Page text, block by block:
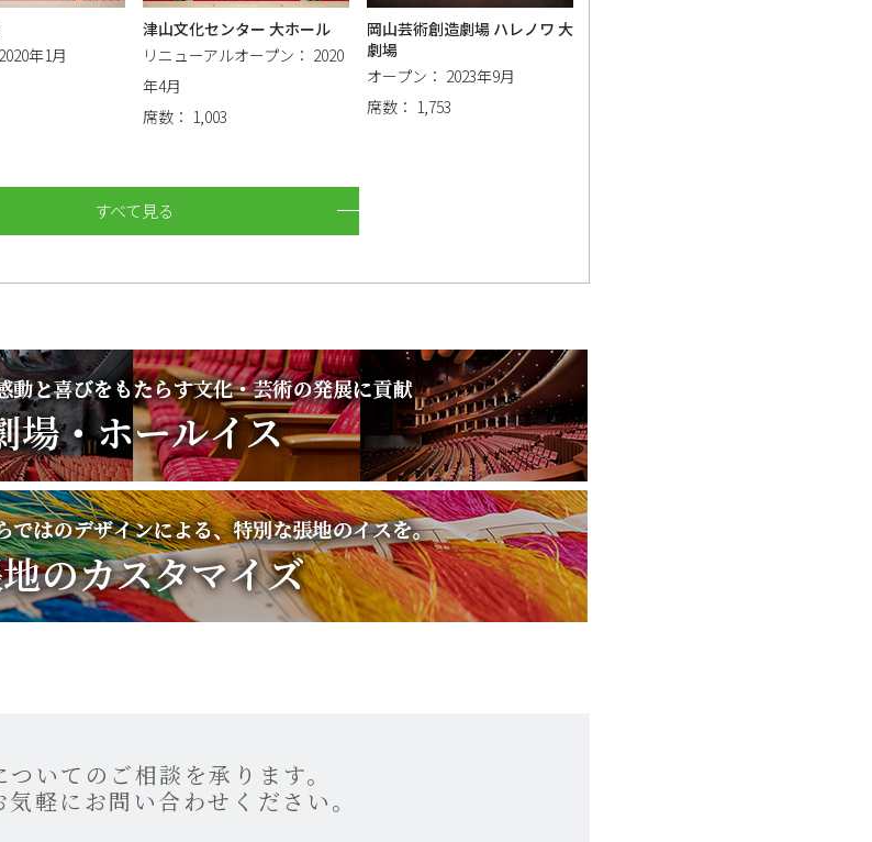
年1月
津山文化センター 大ホール
リニューアルオープン： 2020
年4月
席数： 1,003
岡山芸術創造劇場 ハレノワ 大
劇場
オープン： 2023年9月
席数： 1,753
すべて見る
ついてのご相談を承ります。
気軽にお問い合わせください。